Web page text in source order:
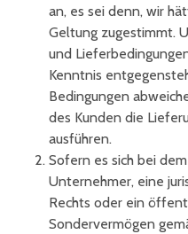
an, es sei denn, wir
Geltung zugestimmt.
und
Kenntnis
Bedingungen
des Kunden die
ausführen.
Sofern es sich bei
Unternehmer, eine
Rechts oder ein
Sondervermögen